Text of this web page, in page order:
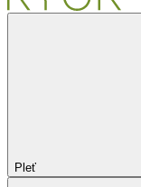
Pleť